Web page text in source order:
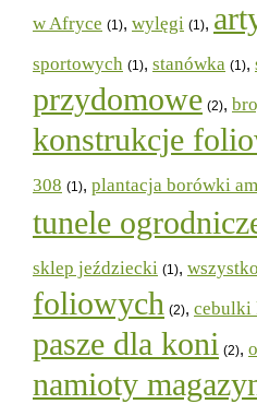
w Afryce (1), wylęgi (1),
sportowych (1), stanówka (1),
przydomowe (2),
konstrukcje
308 (1), plantacja borówki
tunele
sklep jeździecki (1),
foliowych (2), cebulki
pasze dla koni (2),
namioty